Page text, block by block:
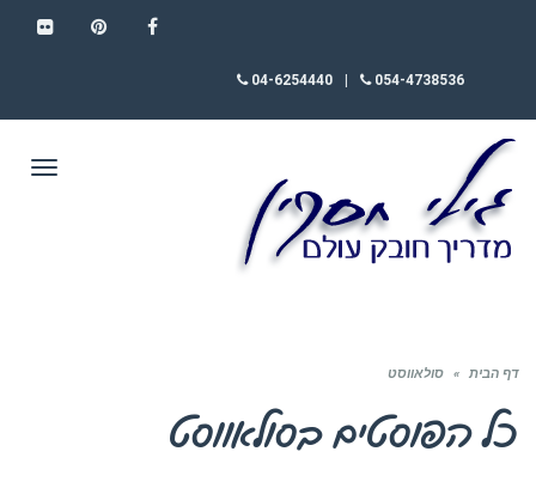
054-4738536
04-6254440
דף הבית » סולאווסט
כל הפוסטים בסולאווסט